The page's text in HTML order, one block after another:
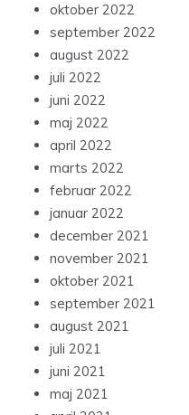
oktober 2022
september 2022
august 2022
juli 2022
juni 2022
maj 2022
april 2022
marts 2022
februar 2022
januar 2022
december 2021
november 2021
oktober 2021
september 2021
august 2021
juli 2021
juni 2021
maj 2021